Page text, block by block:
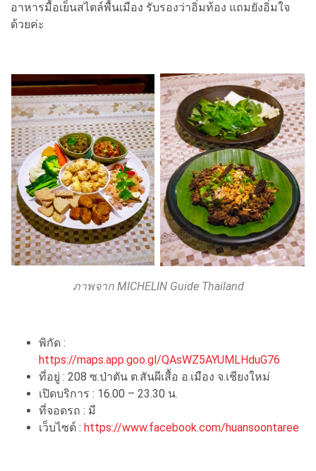
อาหารมื้อเย็นสไตล์พื้นเมือง รับรองว่าอิ่มท้อง แถมยังอิ่มใจ
ด้วยค่ะ
ภาพจาก MICHELIN Guide Thailand
พิกัด :
https://maps.app.goo.gl/QAsWZ5AYUMLHduG76
ที่อยู่ : 208 ซ.ป่าตัน ต.สันผีเสื้อ อ.เมือง จ.เชียงใหม่
เปิดบริการ : 16.00 – 23.30 น.
ที่จอดรถ : มี
เว็บไซต์ : https://www.facebook.com/huansoontaree